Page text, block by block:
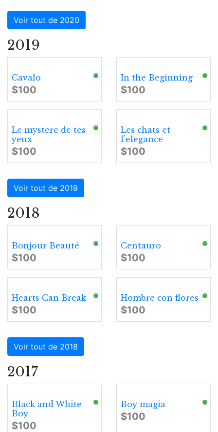
Voir tout de 2020
2019
Cavalo
$100
In the Beginning
$100
Le mystere de tes
yeux
$100
Les chats et
l’elegance
$100
Voir tout de 2019
2018
Bonjour Beauté
$100
Centauro
$100
Hearts Can Break
$100
Hombre con flores
$100
Voir tout de 2018
2017
Black and White
Boy
$100
Boy magia
$100